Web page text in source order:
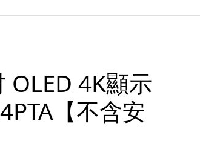
OLED 4K顯示
【不含安